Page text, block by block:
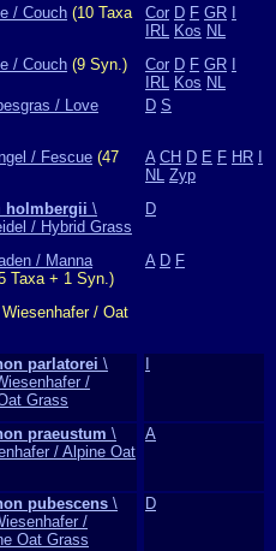
/ Couch (10 Taxa
Cor D F GR
IRL Kos NL
/ Couch (9 Syn.) Cor D F GR
IRL Kos NL
/ Love
D S
/ Fescue (47
A CH D E F HR
NL Zyp
holmbergii \
/ Hybrid Grass
D
/ Manna
Taxa + 1 Syn.)
A D F
/ Oat
parlatorei \
/
Grass
praeustum \
/ Alpine Oat
A
pubescens \
/
Oat Grass
D